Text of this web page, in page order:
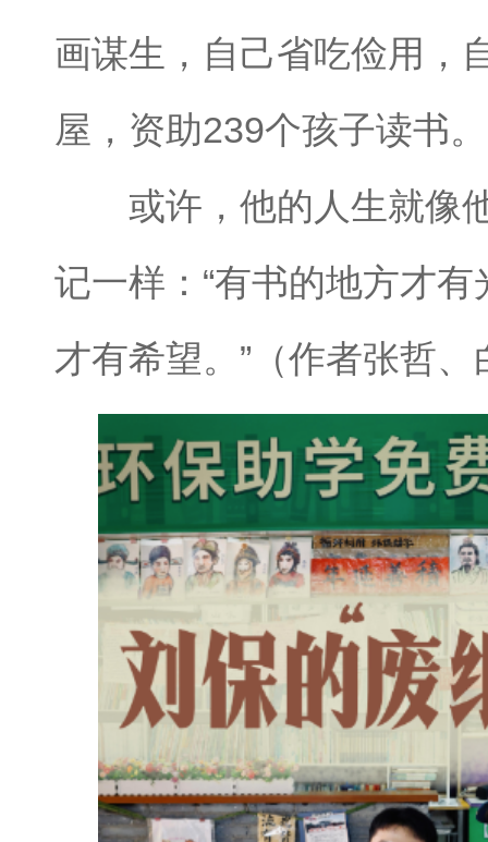
画谋生，自己省吃俭用，
屋，资助239个孩子读书。
或许，他的人生就像
记一样：“有书的地方才
才有希望。”（作者张哲、